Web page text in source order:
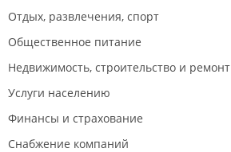
Отдых, развлечения, спорт
Общественное питание
Недвижимость, строительство и ремонт
Услуги населению
Финансы и страхование
Снабжение компаний